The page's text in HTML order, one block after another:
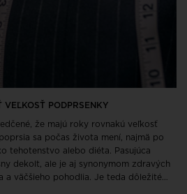
VEĽKOSŤ PODPRSENKY
že majú roky rovnakú veľkosť
sa počas života mení, najmä po
tehotenstvo alebo diéta. Pasujúca
dekolt, ale je aj synonymom zdravých
a väčšieho pohodlia. Je teda dôležité